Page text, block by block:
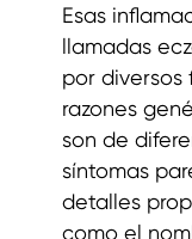
Esas
llamadas
por diversos
razones
son de
síntomas
detalles
como el